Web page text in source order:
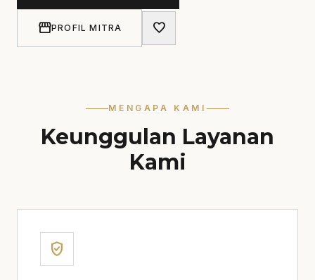
storefrontPROFIL MITRA favorite
MENGAPA KAMI
Keunggulan Layanan
Kami
verified_user